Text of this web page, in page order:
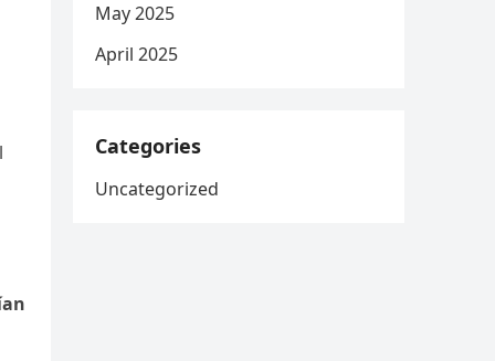
May 2025
April 2025
Categories
Uncategorized